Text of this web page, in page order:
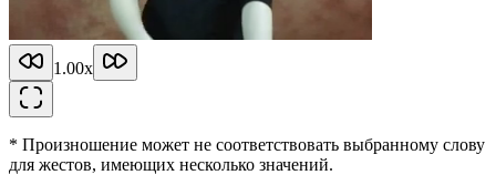
1.00x
* Произношение может не соответствовать выбранному слову
для жестов, имеющих несколько значений.